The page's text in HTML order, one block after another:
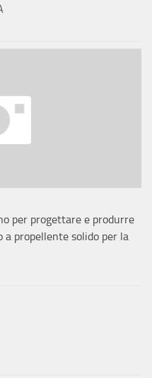
per progettare e produrre
a propellente solido per la